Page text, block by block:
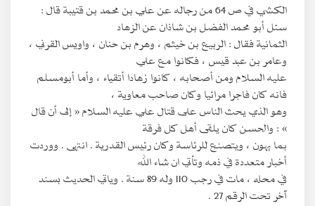
الكشي في ص 64 من رجاله عن علي بن محمد بن قتيبة قال :
سئل أبو محمد الفضل بن شاذان عن الزهاد
الثمانية فقال : الربيع بن خيثم ، وهرم بن حنان ، واويس القرني ،
وعامر بن عبد قيس ، فكانوا مع علي
عليه السلام ومن أصحابه ، كانوا زهادا أتقياء ، وأما أبومسلم
فانه كان فاجرا مرائيا وكان صاحب معاوية ،
وهو الذي يحث الناس على قتال علي عليه السلام « إلى أن قال
» : والحسن كان يلقى أهل كل فرقة
بما يهون ، ويتصنع للرئاسة وكان رئيس القدرية . انتهى . ووردت
أخبار متعددة في ذمه وتأتي ان شاء الله
في محله ، مات في رجب 110 وله 89 سنة . وياتي الحديث بسند
آخر تحت الرقم 27 .